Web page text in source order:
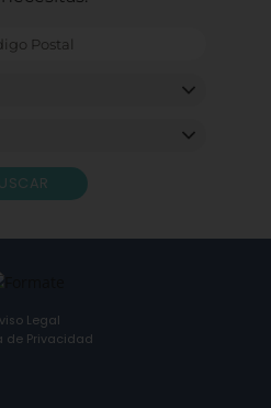
Legal
de Privacidad